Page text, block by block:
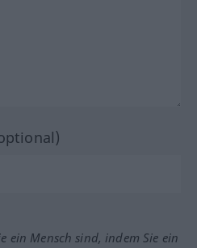
ein Mensch sind, indem Sie ein